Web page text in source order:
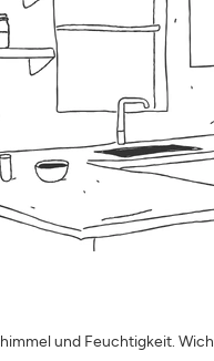
und Feuchtigkeit.